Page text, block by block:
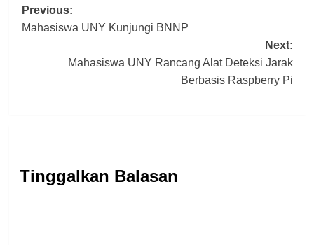
Post
navigation
Previous:
Mahasiswa UNY Kunjungi BNNP
Next:
Mahasiswa UNY Rancang Alat Deteksi Jarak
Berbasis Raspberry Pi
Tinggalkan Balasan